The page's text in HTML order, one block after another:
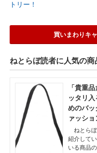
トリー！
買いまわりキ
ねとらぼ読者に人気の商
「貴重
ッタリ
めのバッ
ァッシ
ねとらぼ
紹介して
いる商品